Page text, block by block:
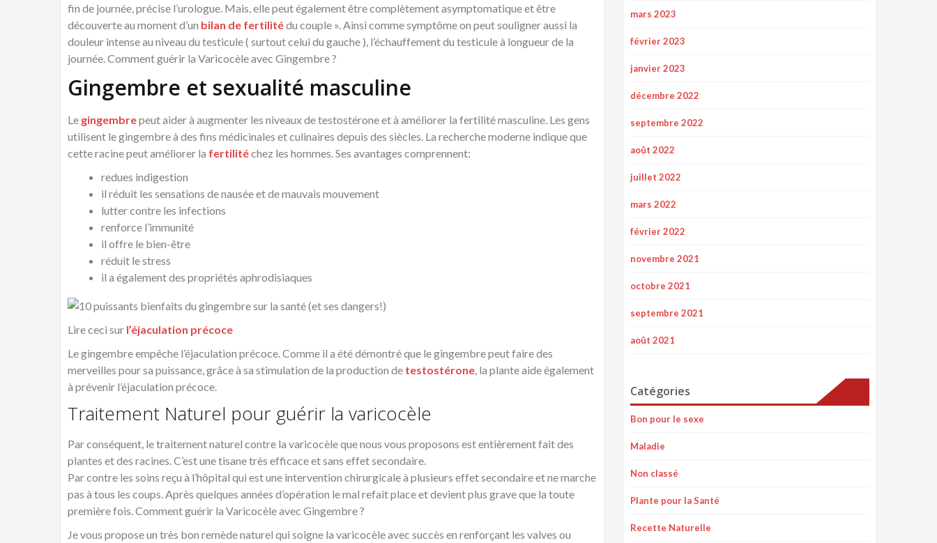
fin de journée, précise l’urologue. Mais, elle peut également être complètement asymptomatique et être
découverte au moment d’un bilan de fertilitédu couple ». Ainsi comme symptôme on peut souligner aussi la
douleur intense au niveau du testicule ( surtout celui du gauche ), l’échauffement du testicule à longueur de la
journée. Comment guérir la Varicocèle avec Gingembre ?
Gingembre et sexualité masculine
Le gingembrepeut aider à augmenter les niveaux de testostérone et à améliorer la fertilité masculine. Les gens
utilisent le gingembre à des fins médicinales et culinaires depuis des siècles. La recherche moderne indique que
cette racine peut améliorer la fertilitéchez les hommes. Ses avantages comprennent:
redues indigestion
il réduit les sensations de nausée et de mauvais mouvement
lutter contre les infections
renforce l’immunité
il offre le bien-être
réduit le stress
il a également des propriétés aphrodisiaques
Lire ceci sur l’éjaculation précoce
Le gingembre empêche l’éjaculation précoce. Comme il a été démontré que le gingembre peut faire des
merveilles pour sa puissance, grâce à sa stimulation de la production de testostérone , la plante aide également
à prévenir l’éjaculation précoce.
Traitement Naturel pour guérir la varicocèle
Par conséquent, le traitement naturel contre la varicocèle que nous vous proposons est entièrement fait des
plantes et des racines. C’est une tisane très efficace et sans effet secondaire.
Par contre les soins reçu à l’hôpital qui est une intervention chirurgicale à plusieurs effet secondaire et ne marche
pas à tous les coups. Après quelques années d’opération le mal refait place et devient plus grave que la toute
première fois. Comment guérir la Varicocèle avec Gingembre ?
Je vous propose un très bon remède naturel qui soigne la varicocèle avec succès en renforçant les valves ou
mars 2023
février 2023
janvier 2023
décembre 2022
septembre 2022
août 2022
juillet 2022
mars 2022
février 2022
novembre 2021
octobre 2021
septembre 2021
août 2021
Catégories
Bon pour le sexe
Maladie
Non classé
Plante pour la Santé
Recette Naturelle